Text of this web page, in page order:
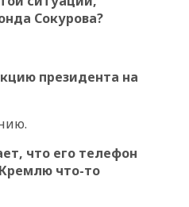
Сокурова?
президента на
что его телефон
что-то